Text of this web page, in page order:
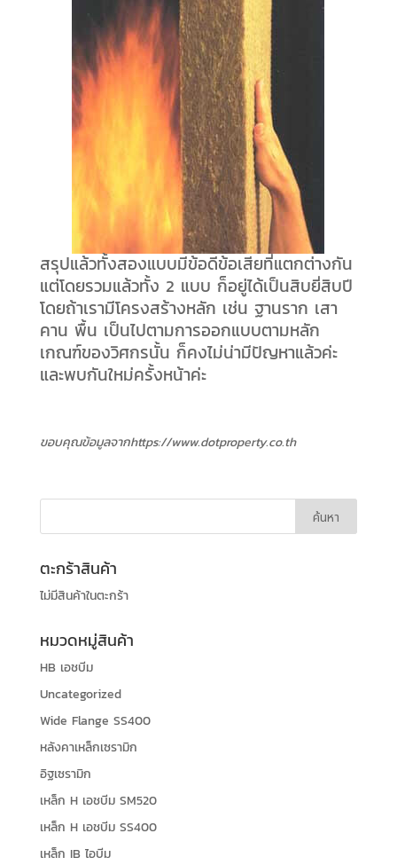
สรุปแล้วทั้งสองแบบมีข้อดีข้อเสียที่แตกต่างกัน
แต่โดยรวมแล้วทั้ง 2 แบบ ก็อยู่ได้เป็นสิบยี่สิบปี
โดยถ้าเรามีโครงสร้างหลัก เช่น ฐานราก เสา
คาน พื้น เป็นไปตามการออกแบบตามหลัก
เกณฑ์ของวิศกรนั้น ก็คงไม่น่ามีปัญหาแล้วค่ะ
และพบกันใหม่ครั้งหน้าค่ะ
ขอบคุณข้อมูลจากhttps://www.dotproperty.co.th
ตะกร้าสินค้า
ไม่มีสินค้าในตะกร้า
หมวดหมู่สินค้า
HB เอชบีม
Uncategorized
Wide Flange SS400
หลังคาเหล็กเซรามิก
อิฐเซรามิก
เหล็ก H เอชบีม SM520
เหล็ก H เอชบีม SS400
เหล็ก IB ไอบีม